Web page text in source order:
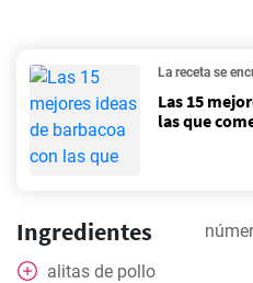
La receta se
Las 15
las que
Ingredientes
alitas de pollo